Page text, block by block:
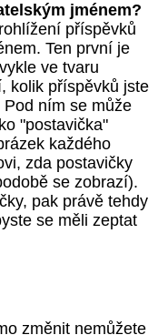
jménem?
příspěvků
Ten první je
ve tvaru
kolik příspěvků jste
ním se může
"postavička"
každého
zda postavičky
se zobrazí).
pak právě tehdy
se měli zeptat
změnit nemůžete